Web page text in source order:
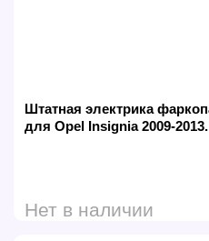
Штатная электрика
для Opel Insignia 2009-
Нет в наличии